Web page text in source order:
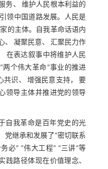
务、 维护人民根本利益的
领中国道路发展。人民是
的主体。自我革命话语内
、 凝聚民意、 汇聚民力作
在表达叙事中将维护人民
两个伟大革命”事业的推进
共识、 增强民意支持， 要
领导主体并推进党的领导
自我革命是百年党史的光
党继承和发展了“密切联系
必” “伟大工程” “三讲”等
践路径体现在价值理念、